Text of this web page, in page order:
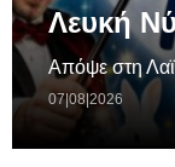
Λευκή
Απόψε στη
07|08|2026